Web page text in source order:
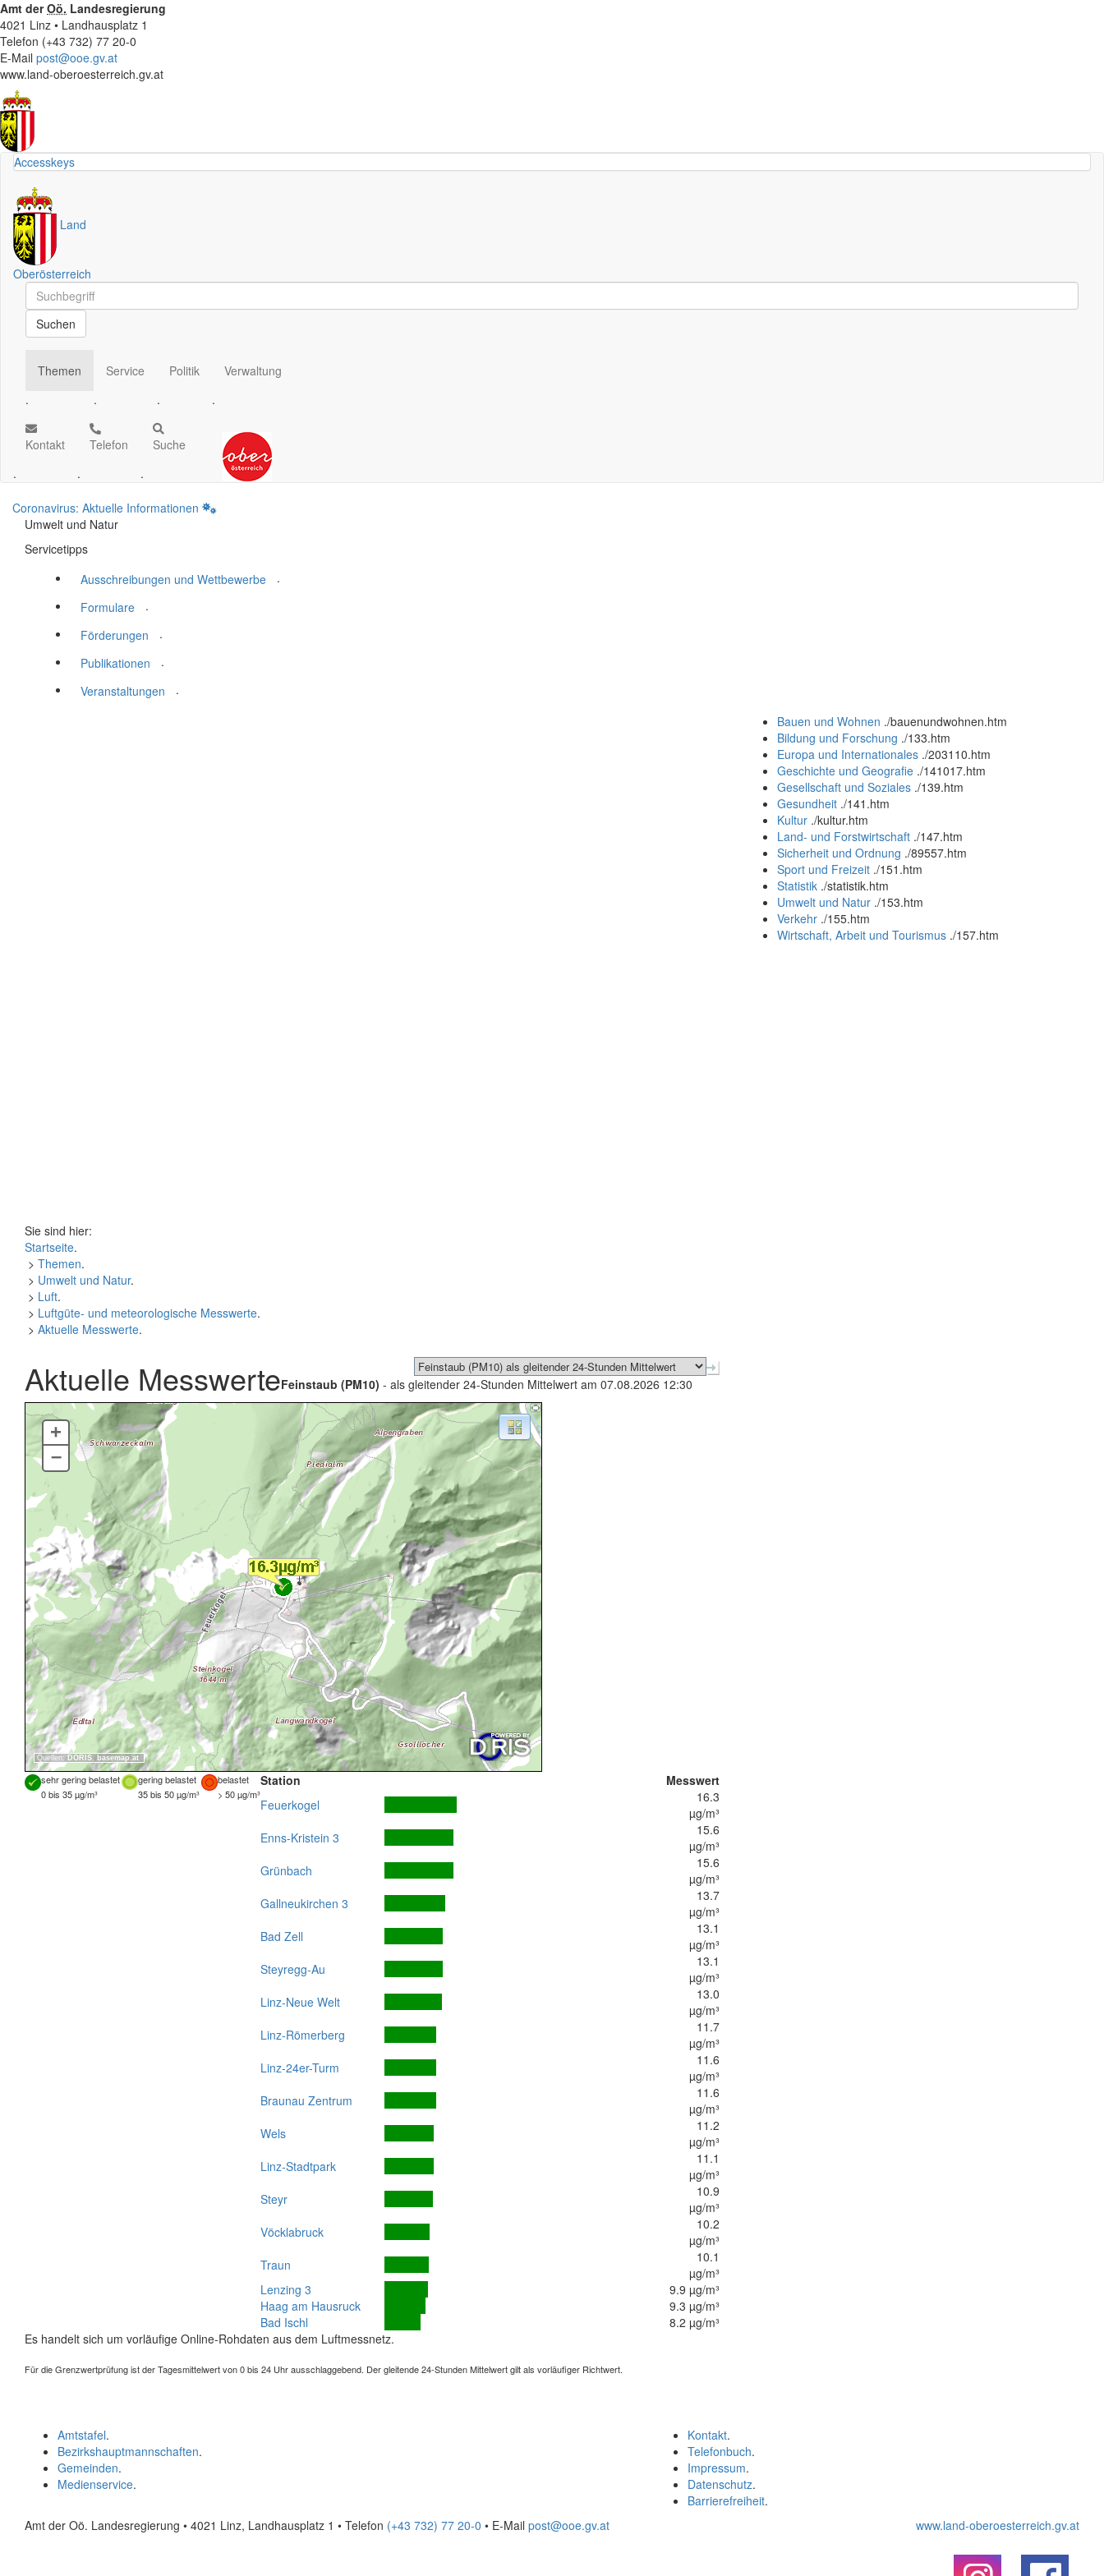
Amt derOö. Landesregierung
4021 Linz • Landhausplatz 1
Telefon (+43 732) 77 20-0
E-Mail post@ooe.gv.at
www.land-oberoesterreich.gv.at
Accesskeys
Land
Oberösterreich
Schnellsuche
Schnellsuche
Suchen
Themen
.
Service
.
Politik
.
Verwaltung
.
Kontakt
.
Telefon
.
Suche
.
Coronavirus: Aktuelle Informationen
Umwelt und Natur
Servicetipps
Ausschreibungen und Wettbewerbe
.
Formulare
.
Förderungen
.
Publikationen
.
Veranstaltungen
.
Bauen und Wohnen ./bauenundwohnen.htm
Bildung und Forschung ./133.htm
Europa und Internationales ./203110.htm
Geschichte und Geografie ./141017.htm
Gesellschaft und Soziales ./139.htm
Gesundheit ./141.htm
Kultur ./kultur.htm
Land- und Forstwirtschaft ./147.htm
Sicherheit und Ordnung ./89557.htm
Sport und Freizeit ./151.htm
Statistik ./statistik.htm
Umwelt und Natur ./153.htm
Verkehr ./155.htm
Wirtschaft, Arbeit und Tourismus ./157.htm
Sie sind hier:
Startseite.
> Themen.
> Umwelt und Natur.
> Luft.
> Luftgüte- und meteorologische Messwerte.
> Aktuelle Messwerte.
Aktuelle MesswerteFeinstaub (PM10) - als gleitender 24-Stunden Mittelwert am 07.08.2026 12:30
Quellen: DORIS, basemap.at
+
–
sehr gering belastet gering belastet
belastet
0 bis 35 µg/m³
35 bis 50 µg/m³ > 50 µg/m³
Station
Messwert
Feuerkogel
16.3
µg/m³
Enns-Kristein 3
15.6
µg/m³
Grünbach
15.6
µg/m³
Gallneukirchen 3
13.7
µg/m³
Bad Zell
13.1
µg/m³
Steyregg-Au
13.1
µg/m³
Linz-Neue Welt
13.0
µg/m³
Linz-Römerberg
11.7
µg/m³
Linz-24er-Turm
11.6
µg/m³
Braunau Zentrum
11.6
µg/m³
Wels
11.2
µg/m³
Linz-Stadtpark
11.1
µg/m³
Steyr
10.9
µg/m³
Vöcklabruck
10.2
µg/m³
Traun
10.1
µg/m³
Lenzing 3
9.9 µg/m³
Haag am Hausruck
9.3 µg/m³
Bad Ischl
8.2 µg/m³
Es handelt sich um vorläufige Online-Rohdaten aus dem Luftmessnetz.
Für die Grenzwertprüfung ist der Tagesmittelwert von 0 bis 24 Uhr ausschlaggebend. Der gleitende 24-Stunden Mittelwert gilt als vorläufiger Richtwert.
Kontakt.
Telefonbuch.
Impressum.
Datenschutz.
Barrierefreiheit.
Amtstafel.
Bezirkshauptmannschaften.
Gemeinden.
Medienservice.
Amt der Oö. Landesregierung • 4021 Linz, Landhausplatz 1 • Telefon (+43 732) 77 20-0 • E-Mail post@ooe.gv.at www.land-oberoesterreich.gv.at